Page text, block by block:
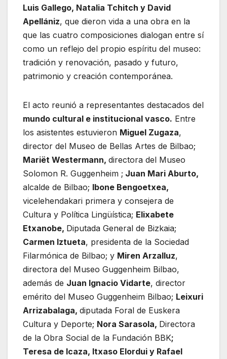
Luis Gallego, Natalia Tchitch y David
Apellániz, que dieron vida a una obra en la
que las cuatro composiciones dialogan entre sí
como un reflejo del propio espíritu del museo:
tradición y renovación, pasado y futuro,
patrimonio y creación contemporánea.
El acto reunió a representantes destacados del
mundo cultural e institucional vasco. Entre
los asistentes estuvieron Miguel Zugaza,
director del Museo de Bellas Artes de Bilbao;
Mariët Westermann, directora del Museo
Solomon R. Guggenheim ; Juan Mari Aburto,
alcalde de Bilbao; Ibone Bengoetxea,
vicelehendakari primera y consejera de
Cultura y Política Lingüística; Elixabete
Etxanobe, Diputada General de Bizkaia;
Carmen Iztueta, presidenta de la Sociedad
Filarmónica de Bilbao; y Miren Arzalluz,
directora del Museo Guggenheim Bilbao,
además de Juan Ignacio Vidarte, director
emérito del Museo Guggenheim Bilbao; Leixuri
Arrizabalaga, diputada Foral de Euskera
Cultura y Deporte; Nora Sarasola, Directora
de la Obra Social de la Fundación BBK;
Teresa de Icaza, Itxaso Elordui y Rafael